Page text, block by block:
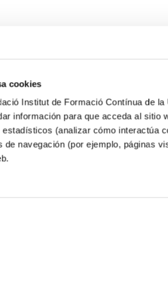
cookies
Institut de Formació Contínua de
información para que acceda al
(analizar cómo interactúa
de navegación (por ejemplo, páginas